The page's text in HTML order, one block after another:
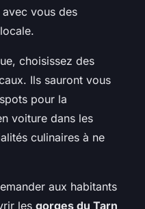
vous des
choisissez des
Ils sauront vous
pour la
voiture dans les
culinaires à ne
aux habitants
les gorges du Tarn